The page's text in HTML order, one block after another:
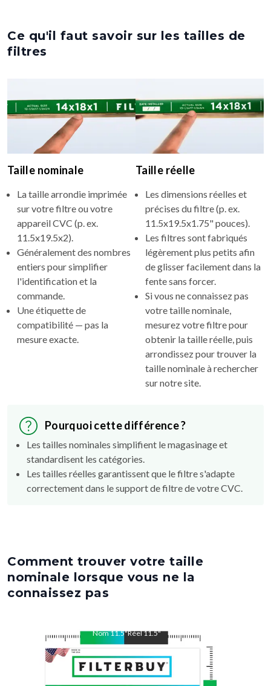
Ce qu'il faut savoir sur les tailles de
filtres
Taille nominale
La taille arrondie imprimée
sur votre filtre ou votre
appareil CVC (p. ex.
11.5x19.5x2).
Généralement des nombres
entiers pour simplifier
l'identification et la
commande.
Une étiquette de
compatibilité — pas la
mesure exacte.
Taille réelle
Les dimensions réelles et
précises du filtre (p. ex.
11.5x19.5x1.75" pouces).
Les filtres sont fabriqués
légèrement plus petits afin
de glisser facilement dans la
fente sans forcer.
Si vous ne connaissez pas
votre taille nominale,
mesurez votre filtre pour
obtenir la taille réelle, puis
arrondissez pour trouver la
taille nominale à rechercher
sur notre site.
Pourquoi cette différence ?
Les tailles nominales simplifient le magasinage et
standardisent les catégories.
Les tailles réelles garantissent que le filtre s'adapte
correctement dans le support de filtre de votre CVC.
Comment trouver votre taille
nominale lorsque vous ne la
connaissez pas
Nom11.5"Réel11.5"